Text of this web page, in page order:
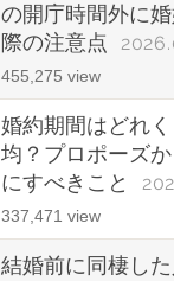
の開庁時間外に
際の注意点
455,275 view
婚約期間はどれ
均？プロポーズ
にすべきこと
337,471 view
結婚前に同棲し